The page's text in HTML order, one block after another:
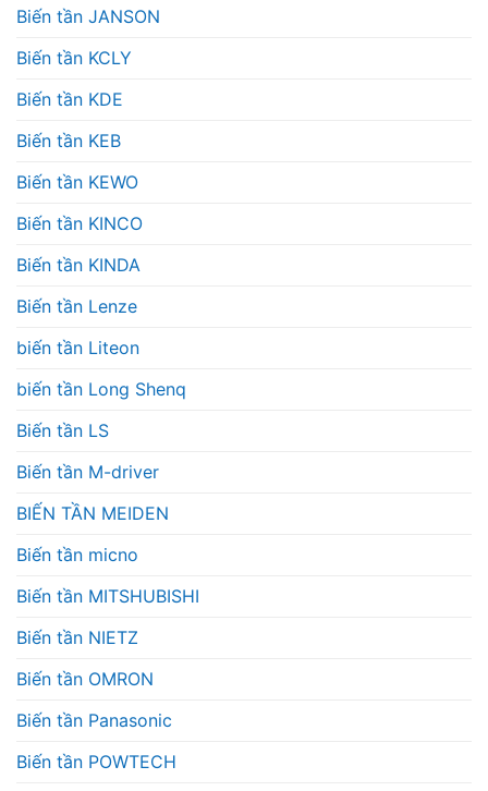
Biến tần JANSON
Biến tần KCLY
Biến tần KDE
Biến tần KEB
Biến tần KEWO
Biến tần KINCO
Biến tần KINDA
Biến tần Lenze
biến tần Liteon
biến tần Long Shenq
Biến tần LS
Biến tần M-driver
BIẾN TẦN MEIDEN
Biến tần micno
Biến tần MITSHUBISHI
Biến tần NIETZ
Biến tần OMRON
Biến tần Panasonic
Biến tần POWTECH